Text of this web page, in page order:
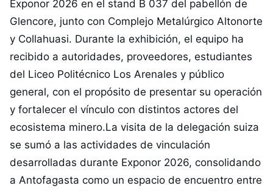
Exponor 2026 en el stand B 037 del pabellón de
Glencore, junto con Complejo Metalúrgico Altonorte
y Collahuasi. Durante la exhibición, el equipo ha
recibido a autoridades, proveedores, estudiantes
del Liceo Politécnico Los Arenales y público
general, con el propósito de presentar su operación
y fortalecer el vínculo con distintos actores del
ecosistema minero.La visita de la delegación suiza
se sumó a las actividades de vinculación
desarrolladas durante Exponor 2026, consolidando
a Antofagasta como un espacio de encuentro entre